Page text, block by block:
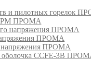
и пилотных горелок
ТРМ ПРОМА
напряжения ПРОМА
ПРОМА
ПРОМА
CCFE-3B